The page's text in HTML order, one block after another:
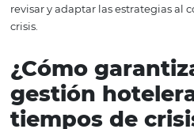
por parte de los gerentes de
administración en la crisis,
parte operativa y la cúpula
moverse entre estos dos
tener una visión sistémica de